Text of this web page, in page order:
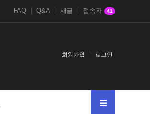
FAQ Q&A 새글 접속자 41
회원가입 로그인